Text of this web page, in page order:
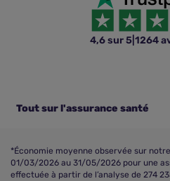
4,6 sur 5 1264
Tout sur l'assurance santé
*Économie moyenne observée sur
01/03/2026 au 31/05/2026 pour une
effectuée à partir de l’analyse de 274